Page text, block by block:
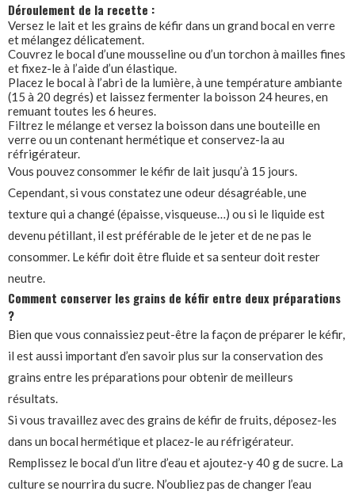
Déroulement de la recette :
Versez le lait et les grains de kéfir dans un grand bocal en verre
et mélangez délicatement.
Couvrez le bocal d’une mousseline ou d’un torchon à mailles fines
et fixez-le à l’aide d’un élastique.
Placez le bocal à l’abri de la lumière, à une température ambiante
(15 à 20 degrés) et laissez fermenter la boisson 24 heures, en
remuant toutes les 6 heures.
Filtrez le mélange et versez la boisson dans une bouteille en
verre ou un contenant hermétique et conservez-la au
réfrigérateur.
Vous pouvez consommer le kéfir de lait jusqu’à 15 jours.
Cependant, si vous constatez une odeur désagréable, une
texture qui a changé (épaisse, visqueuse…) ou si le liquide est
devenu pétillant, il est préférable de le jeter et de ne pas le
consommer. Le kéfir doit être fluide et sa senteur doit rester
neutre.
Comment conserver les grains de kéfir entre deux préparations
?
Bien que vous connaissiez peut-être la façon de préparer le kéfir,
il est aussi important d’en savoir plus sur la conservation des
grains entre les préparations pour obtenir de meilleurs
résultats.
Si vous travaillez avec des grains de kéfir de fruits, déposez-les
dans un bocal hermétique et placez-le au réfrigérateur.
Remplissez le bocal d’un litre d’eau et ajoutez-y 40 g de sucre. La
culture se nourrira du sucre. N’oubliez pas de changer l’eau